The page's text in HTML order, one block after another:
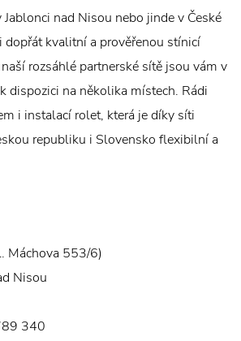
nad Nisou nebo jinde v České
dopřát kvalitní a prověřenou stínicí
rozsáhlé partnerské sítě jsou vám v
dispozici na několika místech. Rádi
i instalací rolet, která je díky síti
republiku i Slovensko flexibilní a
Máchova 553/6)
Nisou
340